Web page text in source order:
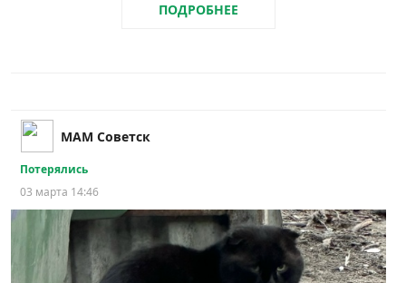
ПОДРОБНЕЕ
МАМ Советск
Потерялись
03 марта 14:46